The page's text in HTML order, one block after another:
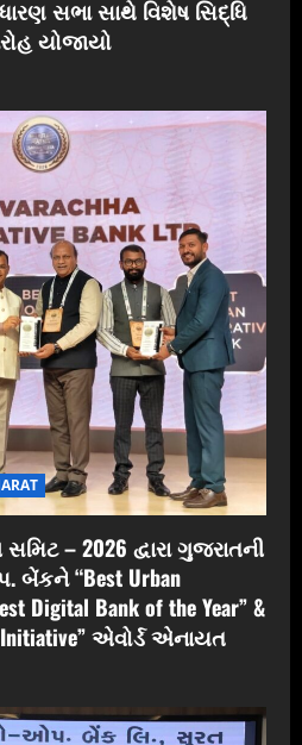
સભા સાથે વિશેષ સિદ્ધિ
યોજાયો
– 2026 દ્વારા ગુજરાતની
બેંકને “Best Urban
Digital Bank of the Year” &
Initiative” એવોર્ડ એનાયત